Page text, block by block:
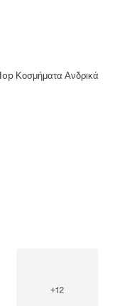
Κοσμήματα Ανδρικά
+12